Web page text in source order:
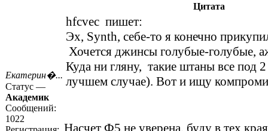
Екатерин�...
Статус —
Академик
Сообщений:
1022
Цитата
hfcvec пишет:
Эх, Synth, себе-то я конечно
Хочется джинсы голубые-голубые,
Куда ни гляну, такие штаны все под
лучшем случае). Вот и ищу
Насчет Ф5 не уверена, буду в тех